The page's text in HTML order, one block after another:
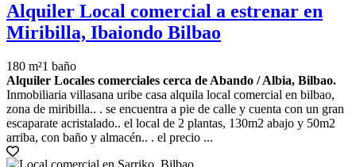
Alquiler Local comercial a estrenar en
Miribilla, Ibaiondo Bilbao
180 m²1 baño
Alquiler Locales comerciales cerca de Abando / Albia, Bilbao.
Inmobiliaria villasana uribe casa alquila local comercial en bilbao,
zona de miribilla.. . se encuentra a pie de calle y cuenta con un gran
escaparate acristalado.. el local de 2 plantas, 130m2 abajo y 50m2
arriba, con baño y almacén.. . el precio ...